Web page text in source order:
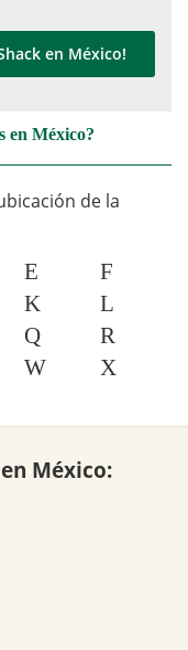
en México!
en México?
de la
E
F
K
L
Q
R
W
X
México: